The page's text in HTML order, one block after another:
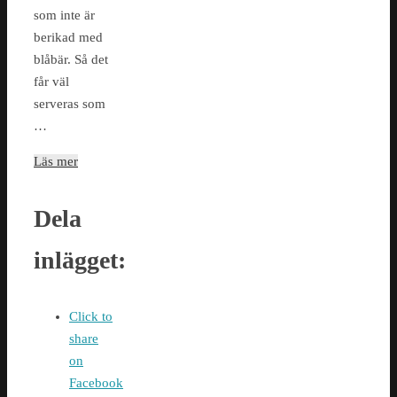
som inte är
berikad med
blåbär. Så det
får väl
serveras som
…
Läs mer
Dela
inlägget:
Click to
share
on
Facebook